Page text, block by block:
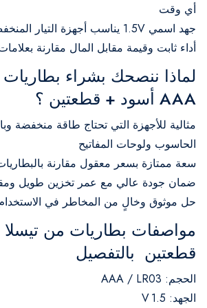
أي وقت
جهد اسمي 1.5V يناسب أجهزة التيار المنخفض
أداء ثابت وقيمة مقابل المال مقارنة
لماذا ننصحك بشراء
AAA أسود + قطعتين ؟
مثالية للأجهزة التي تحتاج طاقة منخفضة
الحاسوب ولوحات المفاتيح
سعة ممتازة بسعر معقول مقارنة
ضمان جودة عالي مع عمر تخزين طويل
حل موثوق وخالٍ من المخاطر في
قطعتين بالتفصيل
الحجم: AAA / LR03
الجهد: 1.5 V